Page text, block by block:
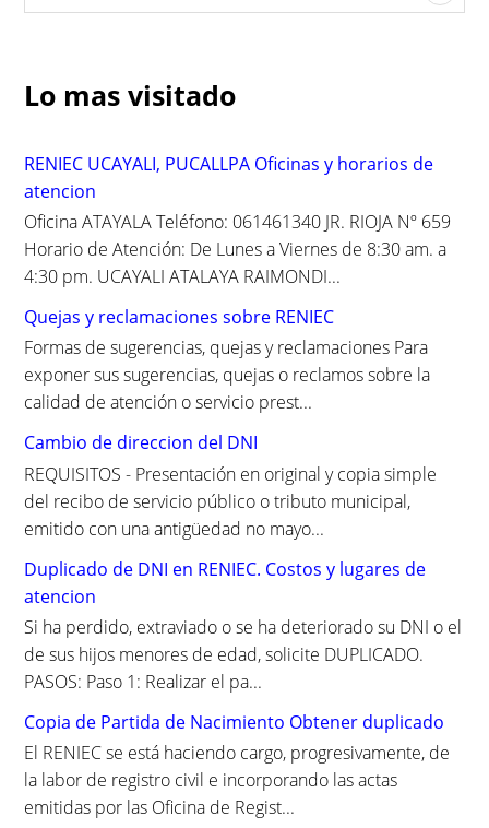
c
h
o
r
:
Lo mas visitado
RENIEC UCAYALI, PUCALLPA Oficinas y horarios de
atencion
Oficina ATAYALA Teléfono: 061461340 JR. RIOJA Nº 659
Horario de Atención: De Lunes a Viernes de 8:30 am. a
4:30 pm. UCAYALI ATALAYA RAIMONDI...
Quejas y reclamaciones sobre RENIEC
Formas de sugerencias, quejas y reclamaciones Para
exponer sus sugerencias, quejas o reclamos sobre la
calidad de atención o servicio prest...
Cambio de direccion del DNI
REQUISITOS - Presentación en original y copia simple
del recibo de servicio público o tributo municipal,
emitido con una antigüedad no mayo...
Duplicado de DNI en RENIEC. Costos y lugares de
atencion
Si ha perdido, extraviado o se ha deteriorado su DNI o el
de sus hijos menores de edad, solicite DUPLICADO.
PASOS: Paso 1: Realizar el pa...
Copia de Partida de Nacimiento Obtener duplicado
El RENIEC se está haciendo cargo, progresivamente, de
la labor de registro civil e incorporando las actas
emitidas por las Oficina de Regist...